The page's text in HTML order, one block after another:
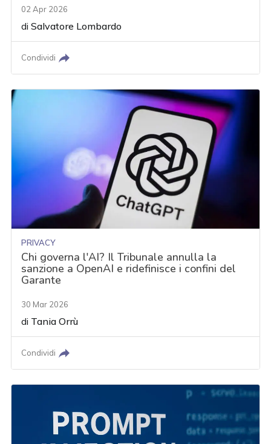
02 Apr 2026
diSalvatore Lombardo
Condividi
PRIVACY
Chi governa l'AI? Il Tribunale annulla la
sanzione a OpenAI e ridefinisce i confini del
Garante
30 Mar 2026
di Tania Orrù
Condividi